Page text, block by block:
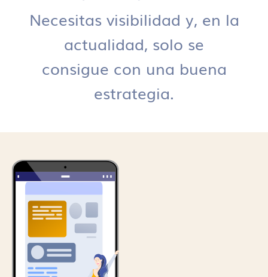
Necesitas visibilidad y, en la
actualidad, solo se
consigue con una buena
estrategia.